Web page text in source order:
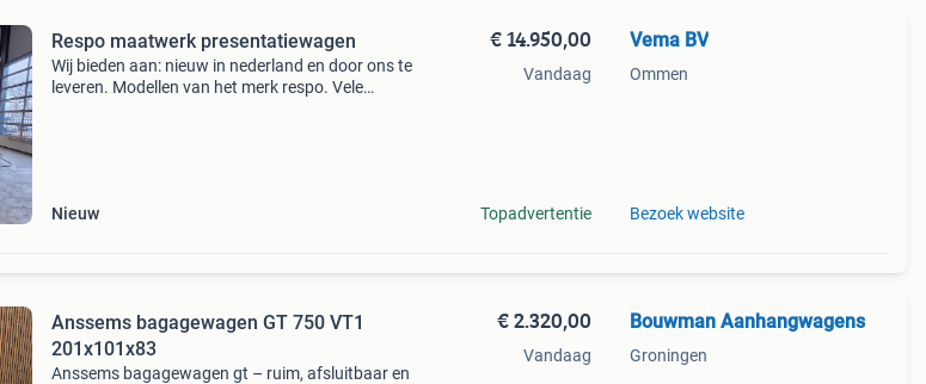
Respo maatwerk presentatiewagen
Wij bieden aan: nieuw in nederland en door ons te
leveren. Modellen van het merk respo. Vele
Nieuw
€ 14.950,00
Vandaag
Topadvertentie
Vema BV
Ommen
Bezoek website
Anssems bagagewagen GT 750 VT1
201x101x83
Anssems bagagewagen gt – ruim, afsluitbaar en
€ 2.320,00
Vandaag
Bouwman Aanhangwagens
Groningen